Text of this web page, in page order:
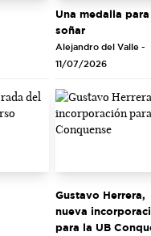
Una medalla para
soñar
Alejandro del Valle -
11/07/2026
Gustavo Herrera,
nueva
para la UB